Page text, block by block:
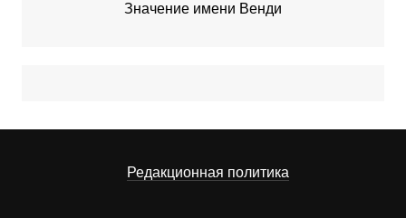
Значение имени Венди
Редакционная политика